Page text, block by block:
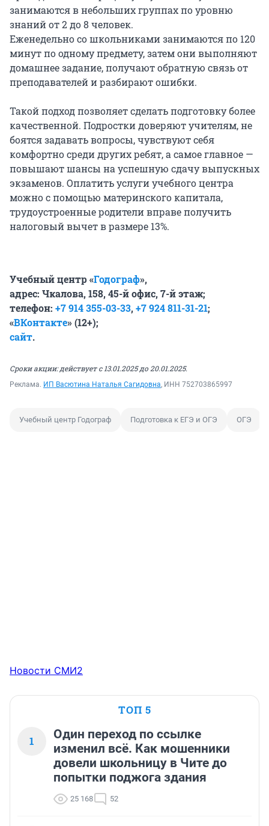
занимаются в небольших группах по уровню
знаний от 2 до 8 человек.
Еженедельно со школьниками занимаются по 120
минут по одному предмету, затем они выполняют
домашнее задание, получают обратную связь от
преподавателей и разбирают ошибки.
Такой подход позволяет сделать подготовку более
качественной. Подростки доверяют учителям, не
боятся задавать вопросы, чувствуют себя
комфортно среди других ребят, а самое главное —
повышают шансы на успешную сдачу выпускных
экзаменов. Оплатить услуги учебного центра
можно с помощью материнского капитала,
трудоустроенные родители вправе получить
налоговый вычет в размере 13%.
Учебный центр«Годограф»,
адрес: Чкалова, 158, ​45-й офис, 7-й этаж;
телефон: +7 914 355-03-33,+7 924 811-31-21;
«ВКонтакте» (12+);
сайт.
Сроки акции: действует с 13.01.2025 до 20.01.2025.
Реклама. ИП Васютина Наталья Сагидовна, ИНН 752703865997
Учебный центр Годограф Подготовка к ЕГЭ и ОГЭ ОГЭ
Новости СМИ2
ТОП 5
1
Один переход по ссылке
изменил всё. Как мошенники
довели школьницу в Чите до
попытки поджога здания
25 168 52